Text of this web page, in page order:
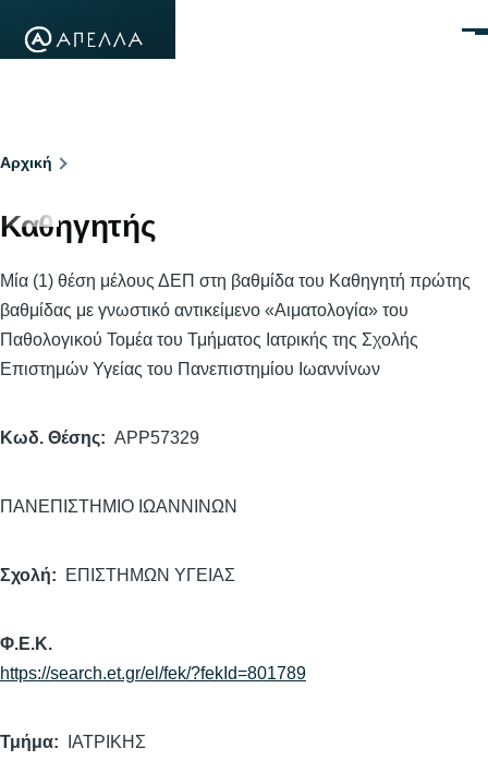
Breadcrumb
Αρχική
Καθηγητής
Μία (1) θέση μέλους ΔΕΠ στη βαθμίδα του Καθηγητή πρώτης
βαθμίδας με γνωστικό αντικείμενο «Αιματολογία» του
Παθολογικού Τομέα του Τμήματος Ιατρικής της Σχολής
Επιστημών Υγείας του Πανεπιστημίου Ιωαννίνων
Κωδ. Θέσης APP57329
ΠΑΝΕΠΙΣΤΗΜΙΟ ΙΩΑΝΝΙΝΩΝ
Σχολή ΕΠΙΣΤΗΜΩΝ ΥΓΕΙΑΣ
Φ.Ε.Κ.
https://search.et.gr/el/fek/?fekId=801789
Τμήμα ΙΑΤΡΙΚΗΣ